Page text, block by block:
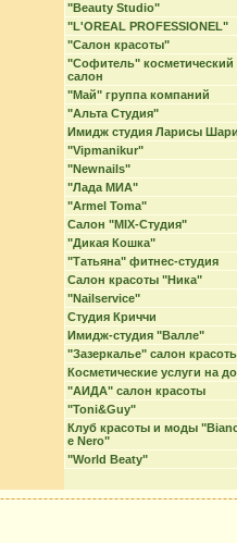
"Beauty Studio"
"L'OREAL PROFESSIONEL"
"Cалон красоты"
"Софитель" косметический
салон
"Май" группа компаний
"Альта Студия"
Имидж студия Ларисы
"Vipmanikur"
"Newnails"
"Лада МИА"
"Armel Toma"
Салон "MIX-Студия"
"Дикая Кошка"
"Татьяна" фитнес-студия
Салон красоты "Ника"
"Nailservice"
Студия Криччи
Имидж-студия "Валле"
"Зазеркалье" салон
Косметические услуги на
"АИДА" салон красоты
"Toni&Guy"
Клуб красоты и моды
е Nero"
"World Beaty"